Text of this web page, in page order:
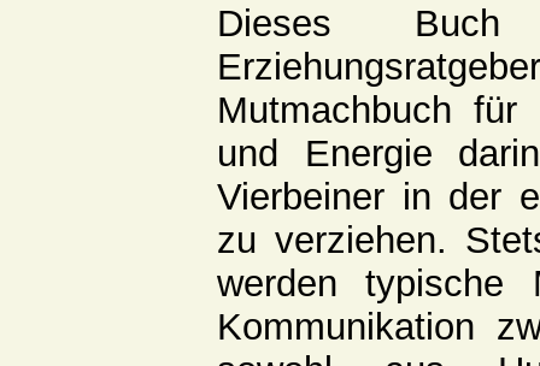
Dieses
Mutmachbuch
und Energie
Vierbeiner in der
zu verziehen.
werden typische
Kommunikation